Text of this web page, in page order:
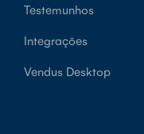
Testemunhos
Integrações
Vendus Desktop